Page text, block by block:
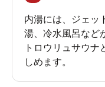
内湯には、ジェッ
湯、冷水風呂など
トロウリュサウナ
しめます。